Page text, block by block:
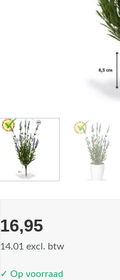
16,95
14.01 excl. btw
✓ Op voorraad